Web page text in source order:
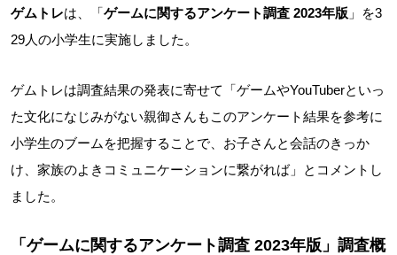
ゲムトレは、「ゲームに関するアンケート調査 2023年版 」を3
29人の小学生に実施しました。
ゲムトレは調査結果の発表に寄せて「ゲームやYouTuberといっ
た文化になじみがない親御さんもこのアンケート結果を参考に
小学生のブームを把握することで、お子さんと会話のきっか
け、家族のよきコミュニケーションに繋がれば」とコメントし
ました。
「 ゲームに関するアンケート調査 2023年版」 調査概